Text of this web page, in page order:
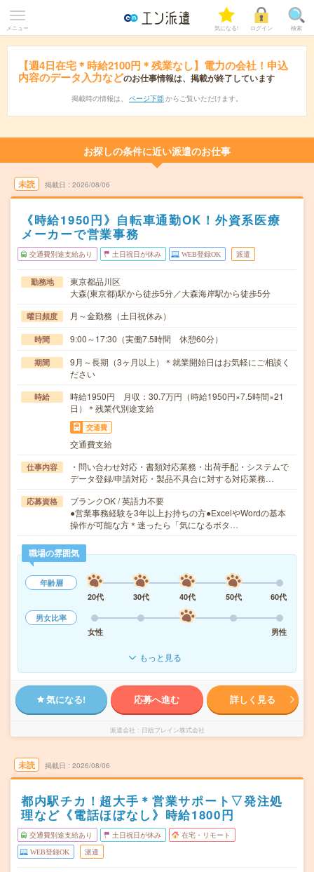
メニュー 気になる! ログイン 検索
【週4日在宅＊時給2100円＊残業なし】電力の会社！申込
内容のデータ入力などのお仕事情報は、掲載が終了しています
掲載時の情報は、 ページ下部 からご覧いただけます。
お探しの条件に近い派遣のお仕事
未読 掲載日 2026/08/06
《時給1950円》自転車通勤OK！外資系医療
メーカーで営業事務
交通費別途支給あり 土日祝日が休み WEB登録OK 派遣
勤務地
東京都品川区
大森(東京都)駅から徒歩5分／大森海岸駅から徒歩5分
曜日頻度 月～金勤務（土日祝休み）
時間 9:00～17:30（実働7.5時間 休憩60分）
期間
9月～長期（3ヶ月以上）＊就業開始日はお気軽にご相談く
ださい
時給
時給1950円 月収：30.7万円（時給1950円×7.5時間×21
日）＊残業代別途支給
交通費
交通費支給
仕事内容
・問い合わせ対応・書類対応業務・出荷手配・システムで
データ登録/申請対応・製品不具合に対する対応業務…
応募資格
ブランクOK / 英語力不要
●営業事務経験を3年以上お持ちの方●ExcelやWordの基本
操作が可能な方＊迷ったら「気になるボタ…
職場の雰囲気
年齢層
20代
30代 40代 50代
60代
男女比率
女性
男性
もっと見る
気になる! 応募へ進む 詳しく見る
派遣会社 日総ブレイン株式会社
未読 掲載日 2026/08/06
都内駅チカ！超大手＊営業サポート▽発注処
理など《電話ほぼなし》時給1800円
交通費別途支給あり 土日祝日が休み 在宅・リモート
WEB登録OK 派遣